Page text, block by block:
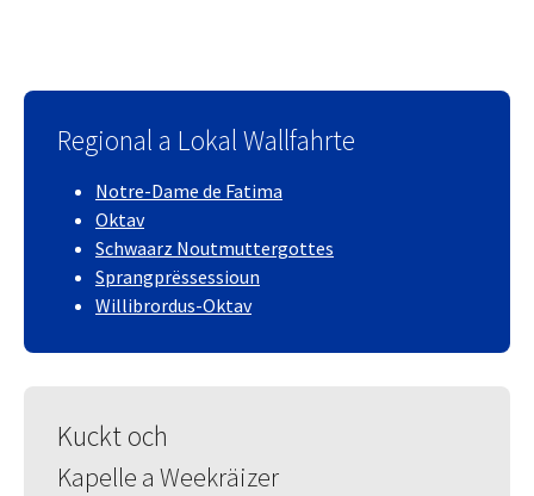
Regional a Lokal Wallfahrte
Notre-Dame de Fatima
Oktav
Schwaarz Noutmuttergottes
Sprangprëssessioun
Willibrordus-Oktav
Kuckt och
Kapelle a Weekräizer